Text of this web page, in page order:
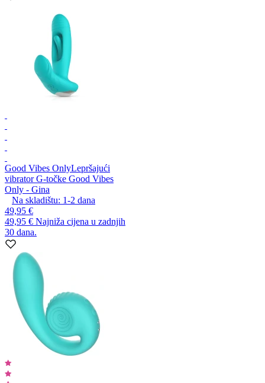
Good Vibes OnlyLepršajući
vibrator G-točke Good Vibes
Only - Gina
Na skladištu: 1-2 dana
49,95 €
49,95 € Najniža cijena u zadnjih
30 dana.